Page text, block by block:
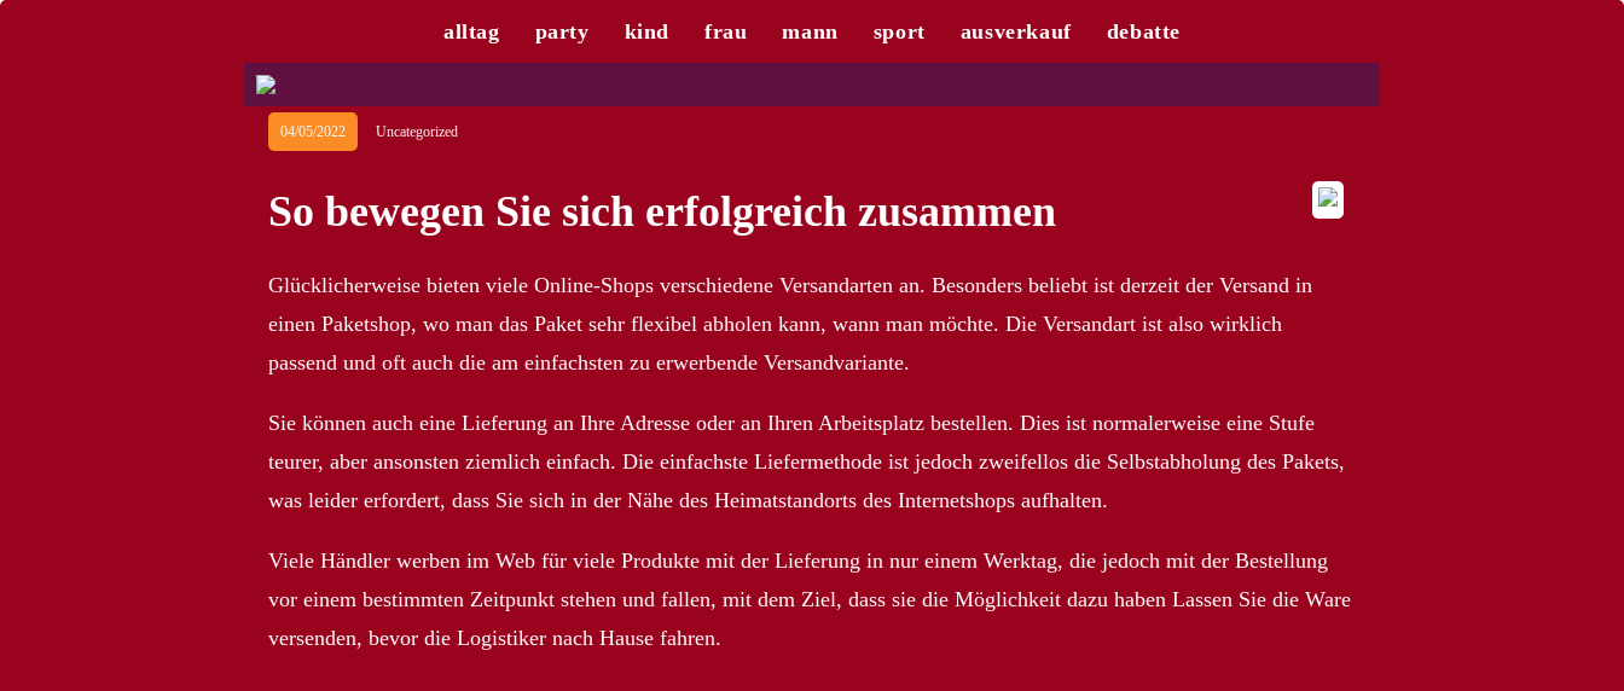
alltag party kind frau mann sport ausverkauf debatte
04/05/2022 Uncategorized
So bewegen Sie sich erfolgreich zusammen
Glücklicherweise bieten viele Online-Shops verschiedene Versandarten an. Besonders beliebt ist derzeit der Versand in
einen Paketshop, wo man das Paket sehr flexibel abholen kann, wann man möchte. Die Versandart ist also wirklich
passend und oft auch die am einfachsten zu erwerbende Versandvariante.
Sie können auch eine Lieferung an Ihre Adresse oder an Ihren Arbeitsplatz bestellen. Dies ist normalerweise eine Stufe
teurer, aber ansonsten ziemlich einfach. Die einfachste Liefermethode ist jedoch zweifellos die Selbstabholung des Pakets,
was leider erfordert, dass Sie sich in der Nähe des Heimatstandorts des Internetshops aufhalten.
Viele Händler werben im Web für viele Produkte mit der Lieferung in nur einem Werktag, die jedoch mit der Bestellung
vor einem bestimmten Zeitpunkt stehen und fallen, mit dem Ziel, dass sie die Möglichkeit dazu haben Lassen Sie die Ware
versenden, bevor die Logistiker nach Hause fahren.